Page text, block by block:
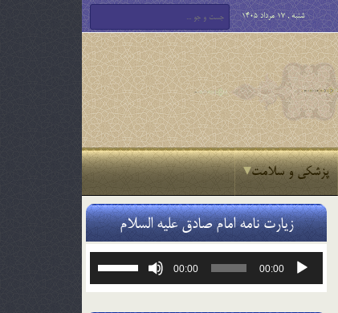
شنبه , 17 مرداد 1405
پزشکی و سلامت
زیارت نامه امام صادق علیه السلام
پخش‌کننده
00:00
00:00
یا